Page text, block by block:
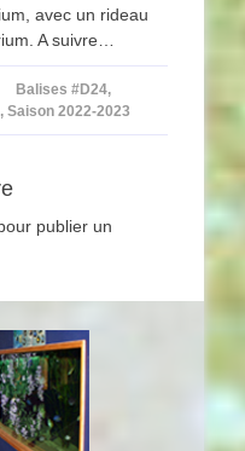
avec un rideau
A suivre…
Balises #D24,
, Saison 2022-2023
publier un